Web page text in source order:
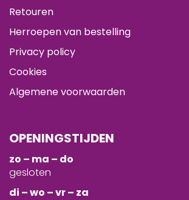
Retouren
Herroepen van bestelling
Privacy policy
Cookies
Algemene voorwaarden
OPENINGSTIJDEN
zo – ma – do
gesloten
di – wo – vr – za